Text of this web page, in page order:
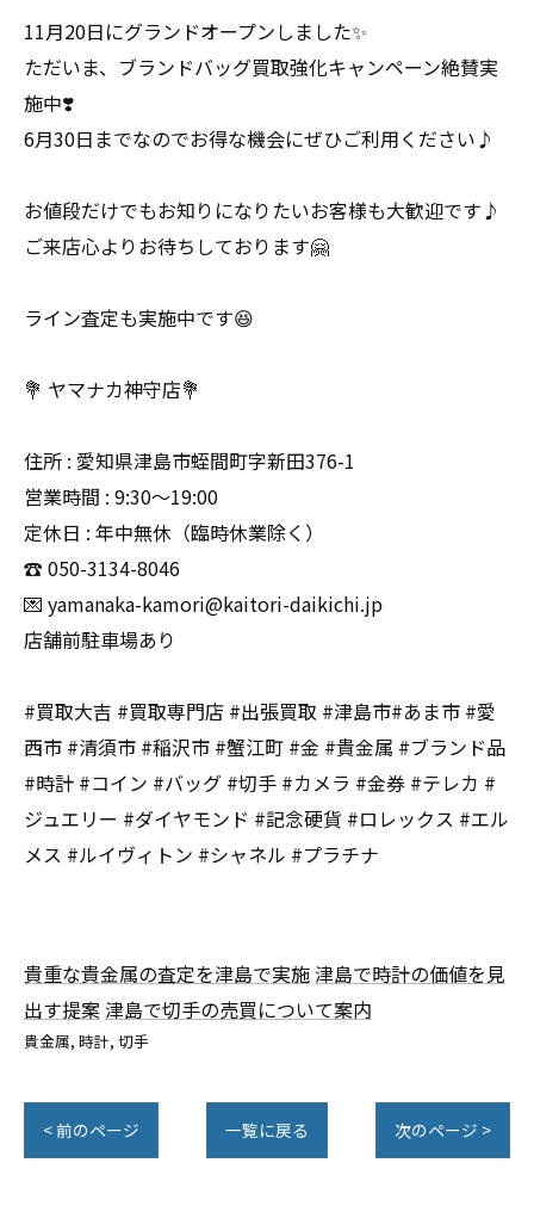
11月20日にグランドオープンしました✨
ただいま、ブランドバッグ買取強化キャンペーン絶賛実
施中❣️
6月30日までなのでお得な機会にぜひご利用ください♪
お値段だけでもお知りになりたいお客様も大歓迎です♪
ご来店心よりお待ちしております🤗
ライン査定も実施中です😆
💐 ヤマナカ神守店💐
住所 : 愛知県津島市蛭間町字新田376-1
営業時間 : 9:30〜19:00
定休日 : 年中無休（臨時休業除く）
☎️ 050-3134-8046
💌 yamanaka-kamori@kaitori-daikichi.jp
店舗前駐車場あり
#買取大吉 #買取専門店 #出張買取 #津島市#あま市 #愛
西市 #清須市 #稲沢市 #蟹江町 #金 #貴金属 #ブランド品
#時計 #コイン #バッグ #切手 #カメラ #金券 #テレカ #
ジュエリー #ダイヤモンド #記念硬貨 #ロレックス #エル
メス #ルイヴィトン #シャネル #プラチナ
貴重な貴金属の査定を津島で実施 津島で時計の価値を見
出す提案 津島で切手の売買について案内
貴金属 時計 切手
< 前のページ 一覧に戻る 次のページ >